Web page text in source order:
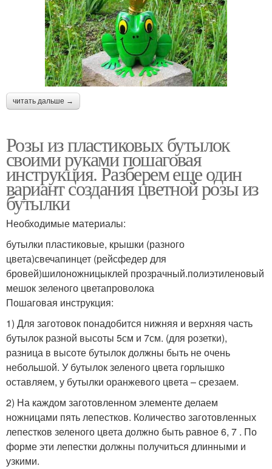
читать дальше →
Розы из пластиковых бутылок
своими руками пошаговая
инструкция. Разберем еще один
вариант создания цветной розы из
бутылки
Необходимые материалы:
бутылки пластиковые, крышки (разного
цвета)свечапинцет (рейсфедер для
бровей)шилоножницыклей прозрачный.полиэтиленовый
мешок зеленого цветапроволока
Пошаговая инструкция:
1) Для заготовок понадобится нижняя и верхняя часть
бутылок разной высоты 5см и 7см. (для розетки),
разница в высоте бутылок должны быть не очень
небольшой. У бутылок зеленого цвета горлышко
оставляем, у бутылки оранжевого цвета – срезаем.
2) На каждом заготовленном элементе делаем
ножницами пять лепестков. Количество заготовленных
лепестков зеленого цвета должно быть равное 6, 7 . По
форме эти лепестки должны получиться длинными и
узкими.